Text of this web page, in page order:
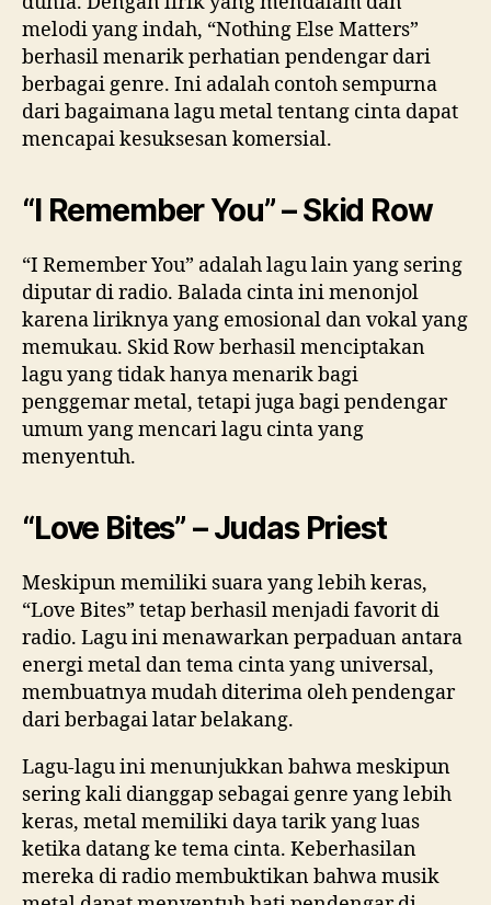
melodi yang indah, “Nothing Else Matters”
berhasil menarik perhatian pendengar dari
berbagai genre. Ini adalah contoh sempurna
dari bagaimana lagu metal tentang cinta dapat
mencapai kesuksesan komersial.
“I Remember You” – Skid Row
“I Remember You” adalah lagu lain yang sering
diputar di radio. Balada cinta ini menonjol
karena liriknya yang emosional dan vokal yang
memukau. Skid Row berhasil menciptakan
lagu yang tidak hanya menarik bagi
penggemar metal, tetapi juga bagi pendengar
umum yang mencari lagu cinta yang
menyentuh.
“Love Bites” – Judas Priest
Meskipun memiliki suara yang lebih keras,
“Love Bites” tetap berhasil menjadi favorit di
radio. Lagu ini menawarkan perpaduan antara
energi metal dan tema cinta yang universal,
membuatnya mudah diterima oleh pendengar
dari berbagai latar belakang.
Lagu-lagu ini menunjukkan bahwa meskipun
sering kali dianggap sebagai genre yang lebih
keras, metal memiliki daya tarik yang luas
ketika datang ke tema cinta. Keberhasilan
mereka di radio membuktikan bahwa musik